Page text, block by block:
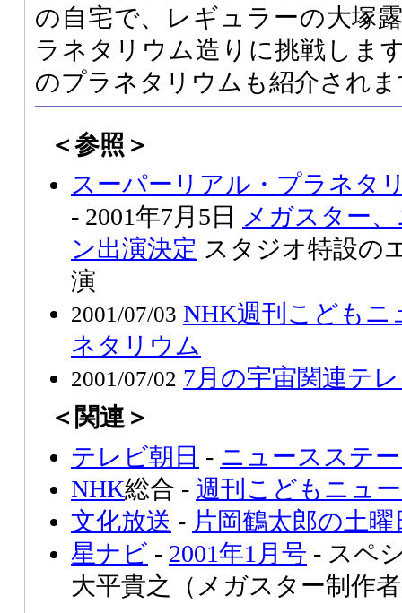
の自宅で、レギュラーの大塚
ラネタリウム造りに挑戦しま
のプラネタリウムも紹介され
＜参照＞
スーパーリアル・プラネタ
- 2001年7月5日
メガスター
ン出演決定 スタジオ特設の
演
2001/07/03 NHK週刊こどもニ
ネタリウム
2001/07/02 7月の宇宙関連テ
＜関連＞
テレビ朝日 - ニュースステ
NHK総合 - 週刊こどもニュ
文化放送 - 片岡鶴太郎の土
星ナビ - 2001年1月号 - スペ
大平貴之（メガスター制作